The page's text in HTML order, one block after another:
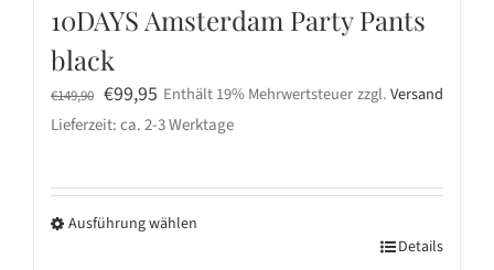
10DAYS Amsterdam Party Pants
black
€149,90 Ursprünglicher
Preis
€149,90
€99,95 Aktueller
Preis
€99,95.
Enthält 19% Mehrwertsteuer zzgl.Versand
Lieferzeit: ca. 2-3 Werktage
Ausführung wählen
Details